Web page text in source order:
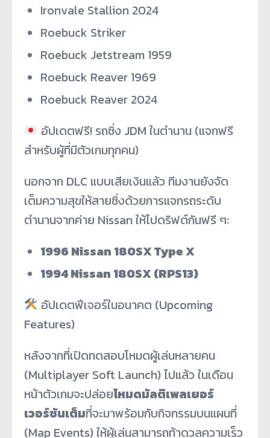
Ironvale Stallion 2024
Roebuck Striker
Roebuck Jetstream 1959
Roebuck Reaver 1969
Roebuck Reaver 2024
อัปเดตฟรี! รถซิ่ง JDM ในตำนาน (แจกฟรี
สำหรับผู้ที่มีตัวเกมทุกคน)
นอกจาก DLC แบบเสียเงินแล้ว ทีมงานยังจัด
เต็มความสุขให้สายซิ่งด้วยการแจกรถระดับ
ตำนานจากค่าย Nissan ให้ไปดริฟต์กันฟรี ๆ:
1996 Nissan 180SX Type X
1994 Nissan 180SX (RPS13)
อัปเดตฟีเจอร์ในอนาคต (Upcoming
Features)
หลังจากที่เปิดทดสอบโหมดผู้เล่นหลายคน
(Multiplayer Soft Launch) ไปแล้ว ในเดือน
หน้าตัวเกมจะปล่อยโหมดมัลติเพลเยอร์
เวอร์ชันเต็มที่จะมาพร้อมกับกิจกรรมบนแผนที่
(Map Events) ให้ผู้เล่นสามารถท้าดวลความเร็ว